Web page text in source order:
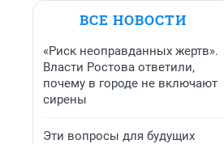
ВСЕ НОВОСТИ
«Риск неоправданных жертв».
Власти Ростова ответили,
почему в городе не включают
сирены
Эти вопросы для будущих